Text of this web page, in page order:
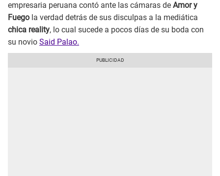
empresaria peruana contó ante las cámaras de Amor y
Fuego la verdad detrás de sus disculpas a la mediática
chica reality, lo cual sucede a pocos días de su boda con
su novio Said Palao.